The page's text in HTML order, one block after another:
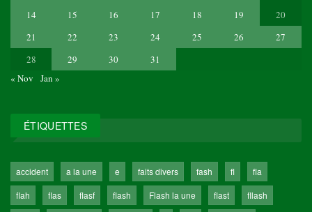
14
15 16 17 18 19
20
21
22 23 24 25 26
27
28
29 30
31
« Nov
Jan »
ÉTIQUETTES
accident a la une e faits divers fash fl
fla
flah
flas flasf flash Flash la une flast
fllash